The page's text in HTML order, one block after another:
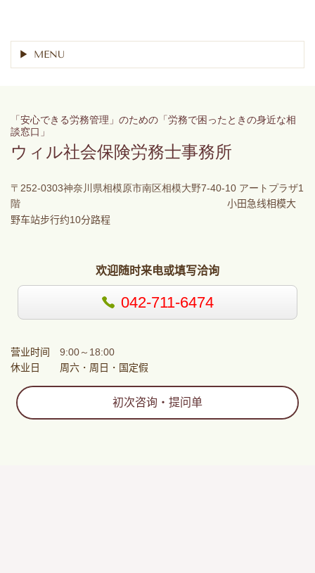
MENU
「安心できる労務管理」のための「労務で困ったときの身近な相
談窓口」
ウィル社会保険労務士事務所
〒252-0303神奈川県相模原市南区相模大野7-40-10 アートプラザ1
階 小田急线相模大
野车站步行约10分路程
欢迎随时来电或填写洽询
042-711-6474
营业时间
9:00～18:00
休业日
周六 ・ 周日 ・ 国定假
初次咨询 ・ 提问单